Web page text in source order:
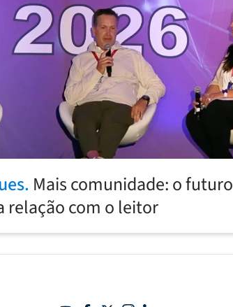
Mais comunidade: o futuro
relação com o leitor